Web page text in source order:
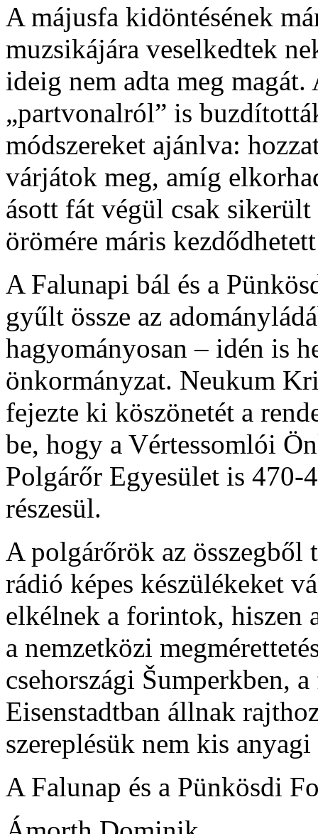
A májusfa kidöntésének
muzsikájára veselkedtek
ideig nem adta meg
„partvonalról” is
módszereket ajánlva:
várjátok meg, amíg
ásott fát végül csak
örömére máris
A Falunapi bál és a
gyűlt össze az
hagyományosan – idén is
önkormányzat. Neukum
fejezte ki köszönetét a
be, hogy a Vértessomlói
Polgárőr Egyesület is 470-
részesül.
A polgárőrök az összegből
rádió képes készülékeket
elkélnek a forintok, hiszen
a nemzetközi
csehországi Šumperkben,
Eisenstadtban állnak
szereplésük nem kis
A Falunap és a Pünkösdi